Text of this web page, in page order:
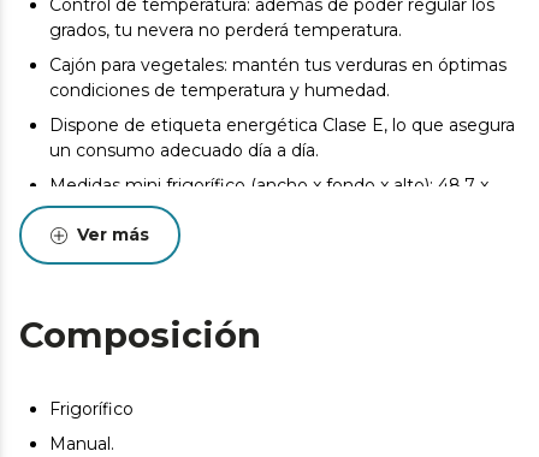
Control de temperatura: además de poder regular los
grados, tu nevera no perderá temperatura.
Cajón para vegetales: mantén tus verduras en óptimas
condiciones de temperatura y humedad.
Dispone de etiqueta energética Clase E, lo que asegura
un consumo adecuado día a día.
Medidas mini frigorífico (ancho x fondo x alto): 48,7 x
59,2 x 89,3 cm
Ver más
Composición
Frigorífico
Manual.